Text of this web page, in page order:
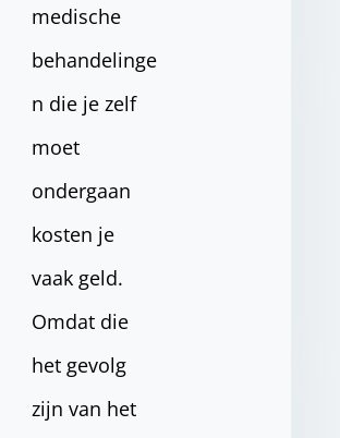
medische
behandelinge
n die je zelf
moet
ondergaan
kosten je
vaak geld.
Omdat die
het gevolg
zijn van het